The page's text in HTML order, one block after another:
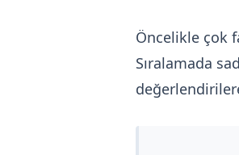
Öncelikle çok
Sıralamada